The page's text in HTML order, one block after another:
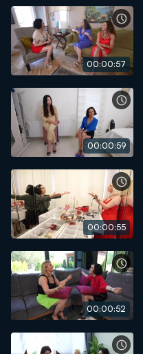
00:00:57
00:00:59
00:00:55
00:00:52